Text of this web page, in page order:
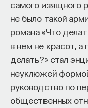
самого изящного
не было такой
романа «Что
в нем не красот, а
делать?» стал
неуклюжей
руководство по
общественных
момент, когда
тогда все только
адаптируется и
что получил в
долго он
речь идет не о
а о десятилетиях».